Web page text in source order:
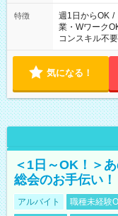
特徴 週1日からOK /
業・Wワーク
コンスキル不要
気になる！
＜1日～OK！＞
総会のお手伝い！
アルバイト 職種未経験